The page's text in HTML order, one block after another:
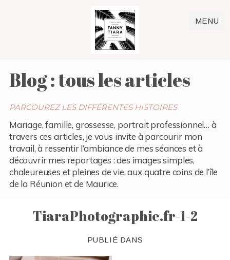
MENU
Blog : tous les articles
PARCOUREZ LES DIFFÉRENTES HISTOIRES
Mariage, famille, grossesse, portrait professionnel… à
travers ces articles, je vous invite à parcourir mon
travail, à ressentir l’ambiance de mes séances et à
découvrir mes reportages : des images simples,
chaleureuses et pleines de vie, aux quatre coins de l’île
de la Réunion et de Maurice.
TiaraPhotographie.fr-1-2
PUBLIÉ DANS